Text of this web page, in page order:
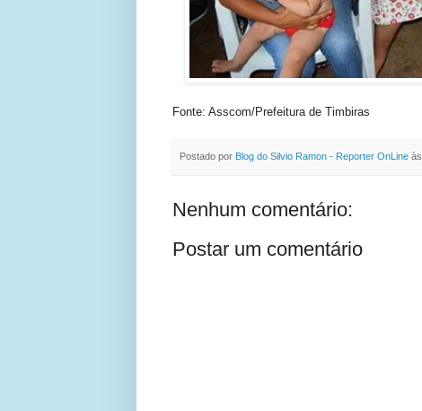
Fonte: Asscom/Prefeitura de Timbiras
Postado por Blog do Silvio Ramon - Reporter OnLine às
Nenhum comentário:
Postar um comentário